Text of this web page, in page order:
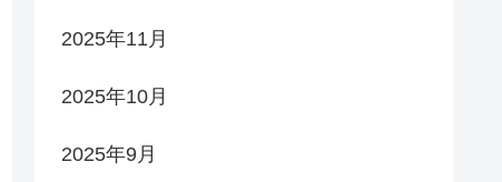
2025年11月
2025年10月
2025年9月